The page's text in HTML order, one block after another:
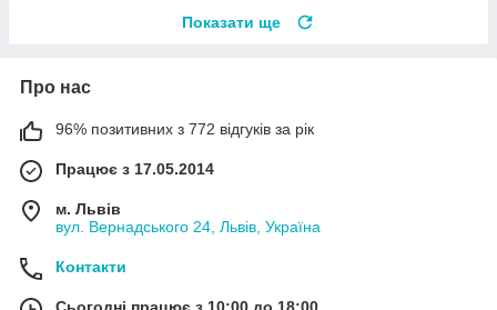
Показати ще
Про нас
96% позитивних з 772 відгуків за рік
Працює з 17.05.2014
м. Львів
вул. Вернадського 24, Львів, Україна
Контакти